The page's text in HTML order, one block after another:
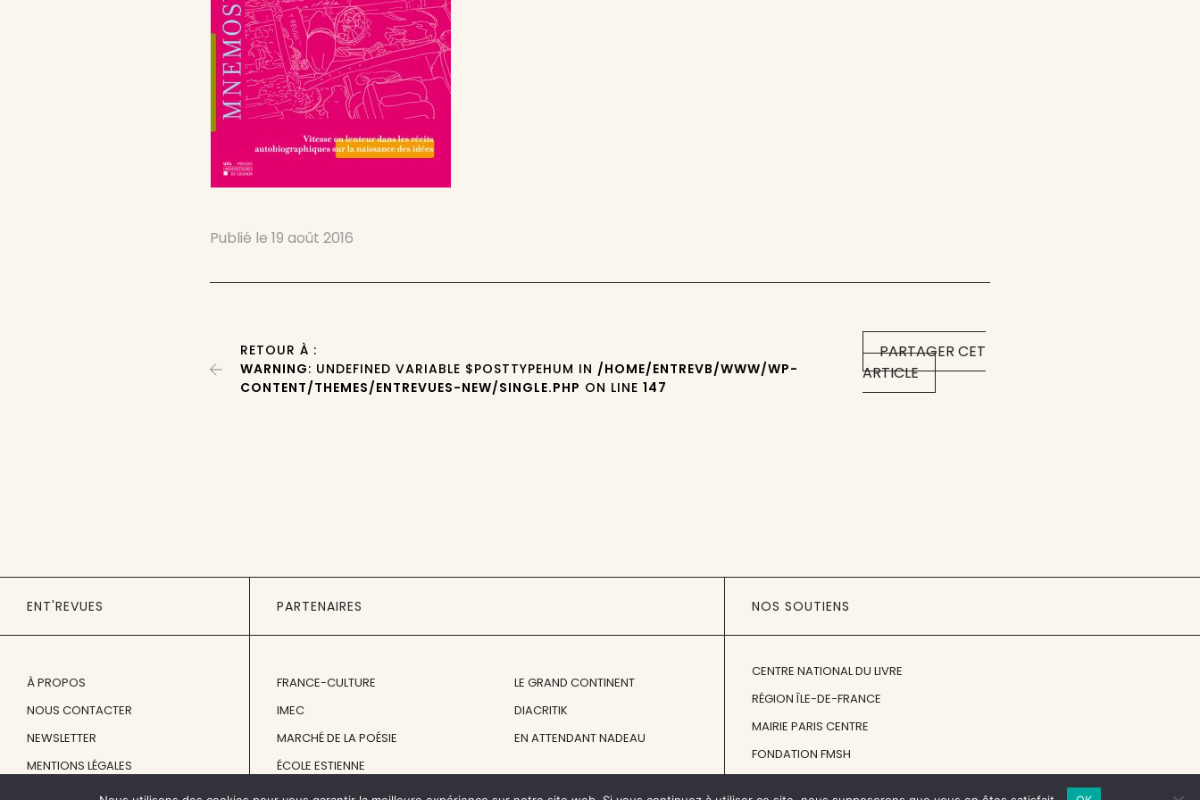
Publié le19 août 2016
PARTAGER CET
ARTICLE
RETOUR À :
WARNING: UNDEFINED VARIABLE $POSTTYPEHUM IN /HOME/ENTREVB/WWW/WP-
CONTENT/THEMES/ENTREVUES-NEW/SINGLE.PHP ON LINE147
ENT'REVUES
À PROPOS
NOUS CONTACTER
NEWSLETTER
MENTIONS LÉGALES
PARTENAIRES
FRANCE-CULTURE
IMEC
MARCHÉ DE LA POÉSIE
ÉCOLE ESTIENNE
LE GRAND CONTINENT
DIACRITIK
EN ATTENDANT NADEAU
NOS SOUTIENS
CENTRE NATIONAL DU LIVRE
RÉGION ÎLE-DE-FRANCE
MAIRIE PARIS CENTRE
FONDATION FMSH